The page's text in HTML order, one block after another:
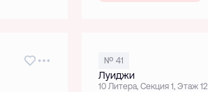
№ 41
Луиджи
10 Литера, Секция 1, Этаж 12